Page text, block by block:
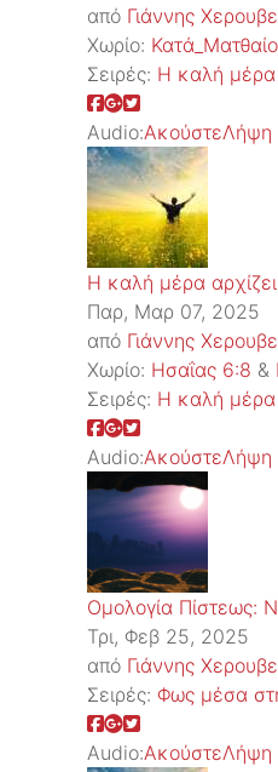
από Γιάννης
Χωρίο:
Σειρές: Η καλή μέρα
Audio:ΑκούστεΛήψη
Η καλή μέρα
Παρ, Μαρ 07, 2025
από Γιάννης
Χωρίο: Ησαΐας 6:8 &
Σειρές: Η καλή μέρα
Audio:ΑκούστεΛήψη
Ομολογία Πίστεως:
Τρι, Φεβ 25, 2025
από Γιάννης
Σειρές: Φως μέσα
Audio:ΑκούστεΛήψη